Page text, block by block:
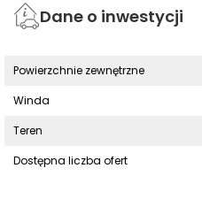
Dane o inwestycji
Powierzchnie zewnętrzne
Winda
Teren
Dostępna liczba ofert